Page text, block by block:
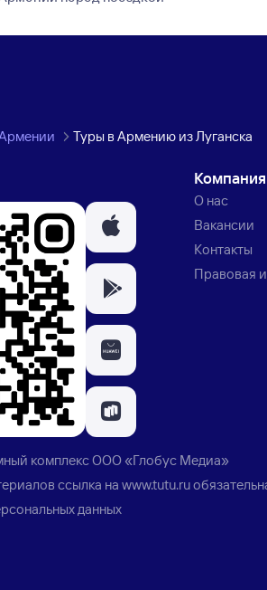
Туры в Армению из Луганска
Компания
О нас
Вакансии
Контакты
Правовая
комплексООО «Глобус Медиа»
ссылка наwww.tutu.ru
данных